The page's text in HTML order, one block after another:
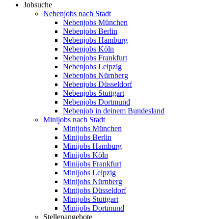
Jobsuche
Nebenjobs nach Stadt
Nebenjobs München
Nebenjobs Berlin
Nebenjobs Hamburg
Nebenjobs Köln
Nebenjobs Frankfurt
Nebenjobs Leipzig
Nebenjobs Nürnberg
Nebenjobs Düsseldorf
Nebenjobs Stuttgart
Nebenjobs Dortmund
Nebenjob in deinem Bundesland
Minijobs nach Stadt
Minijobs München
Minijobs Berlin
Minijobs Hamburg
Minijobs Köln
Minijobs Frankfurt
Minijobs Leipzig
Minijobs Nürnberg
Minijobs Düsseldorf
Minijobs Stuttgart
Minijobs Dortmund
Stellenangebote